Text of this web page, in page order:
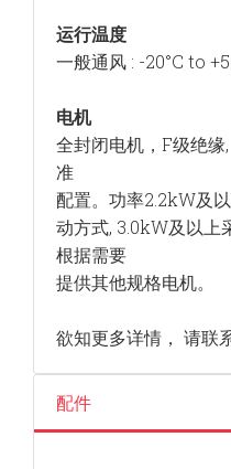
运行温度
一般通风 : -20°C to
电机
全封闭电机，F级绝
准
配置。功率2.2kW及
动方式, 3.0kW及以上
根据需要
提供其他规格电机。
欲知更多详情， 请联
配件